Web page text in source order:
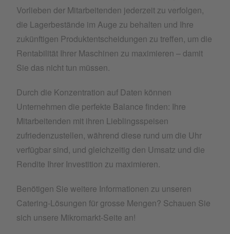
Vorlieben der Mitarbeitenden jederzeit zu verfolgen,
die Lagerbestände im Auge zu behalten und Ihre
zukünftigen Produktentscheidungen zu treffen, um die
Rentabilität Ihrer Maschinen zu maximieren – damit
Sie das nicht tun müssen.
Durch die Konzentration auf Daten können
Unternehmen die perfekte Balance finden: Ihre
Mitarbeitenden mit ihren Lieblingsspeisen
zufriedenzustellen, während diese rund um die Uhr
verfügbar sind, und gleichzeitig den Umsatz und die
Rendite Ihrer Investition zu maximieren.
Benötigen Sie weitere Informationen zu unseren
Catering-Lösungen für grosse Mengen? Schauen Sie
sich unsere Mikromarkt-Seite an!